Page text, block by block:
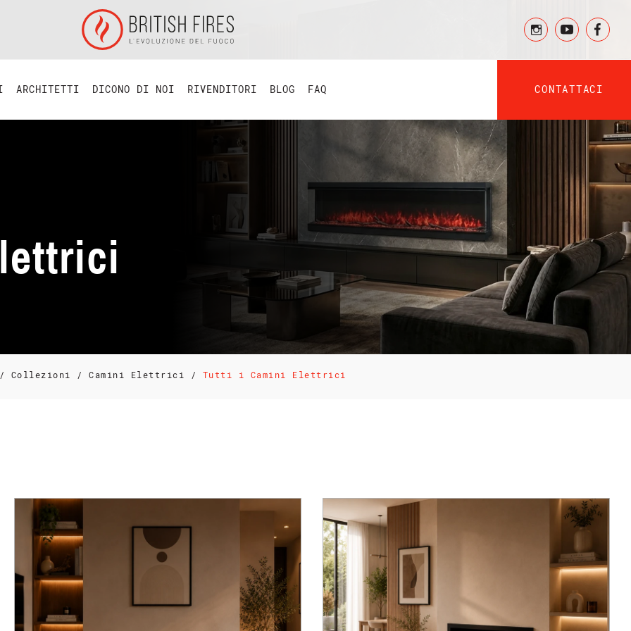
ARCHITETTI DICONO DI NOI RIVENDITORI BLOG FAQ CONTATTACI
Collezioni /Camini Elettrici / Tutti i Camini Elettrici